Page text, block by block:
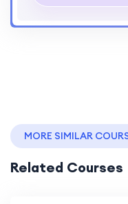
MORE SIMILAR
Related Courses